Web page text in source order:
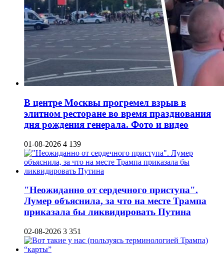
В центре Москвы прогремел взрыв в
элитном ресторане во время празднования
дня рождения генерала. Фото и видео
01-08-2026 4 139
"Неожиданно от сердечного приступа".
Лумер объяснила, за что на месте Трампа
приказала бы ликвидировать Путина
02-08-2026 3 351